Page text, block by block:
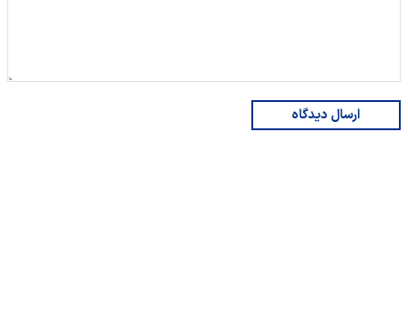
ارسال دیدگاه